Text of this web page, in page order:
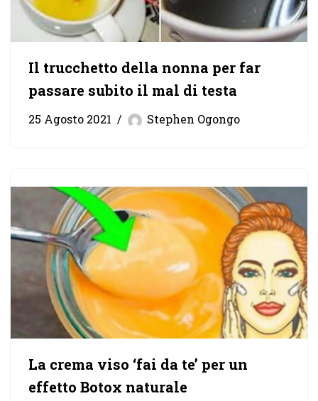
Il trucchetto della nonna per far
passare subito il mal di testa
25 Agosto 2021 Stephen Ogongo
La crema viso ‘fai da te’ per un
effetto Botox naturale